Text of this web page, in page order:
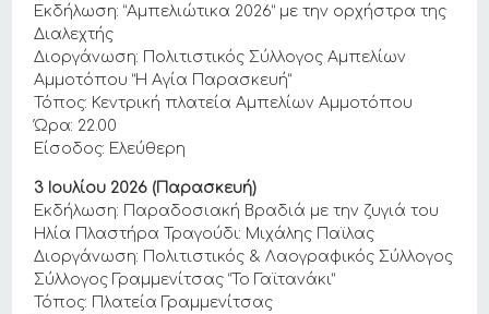
Εκδήλωση: “Αμπελιώτικα 2026” με την ορχήστρα της
Διαλεχτής
Διοργάνωση: Πολιτιστικός Σύλλογος Αμπελίων
Αμμοτόπου “Η Αγία Παρασκευή”
Τόπος: Κεντρική πλατεία Αμπελίων Αμμοτόπου
Ώρα: 22.00
Είσοδος: Ελεύθερη
3 Ιουλίου 2026 (Παρασκευή)
Εκδήλωση: Παραδοσιακή Βραδιά με την ζυγιά του
Ηλία Πλαστήρα Τραγούδι: Μιχάλης Παϊλας
Διοργάνωση: Πολιτιστικός & Λαογραφικός Σύλλογος
Σύλλογος Γραμμενίτσας “Το Γαϊτανάκι”
Τόπος: Πλατεία Γραμμενίτσας